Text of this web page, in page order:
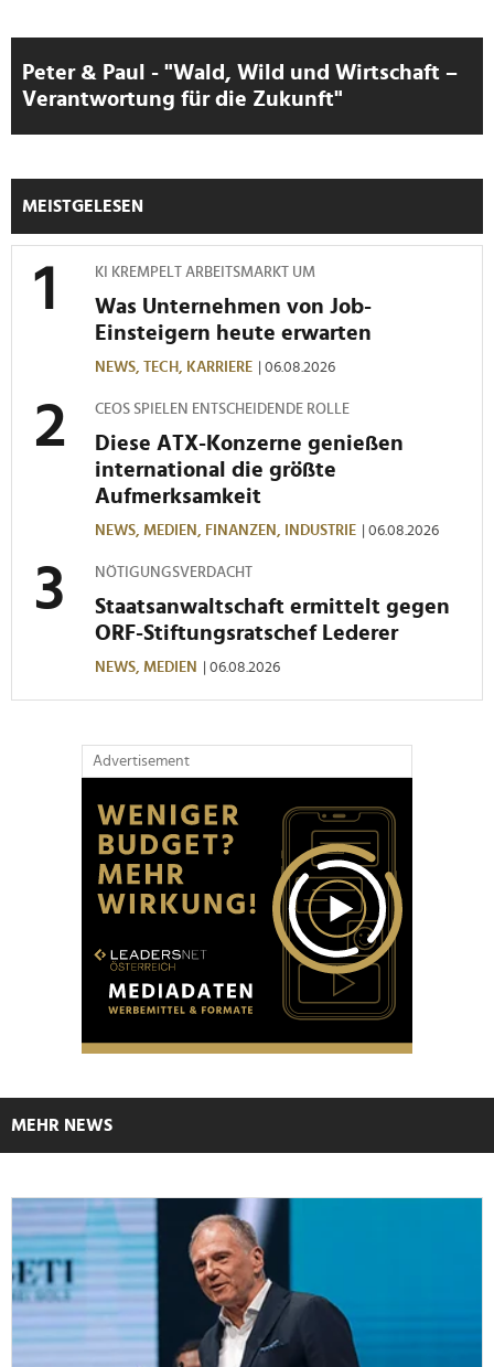
Peter & Paul - "Wald, Wild und Wirtschaft –
Verantwortung für die Zukunft"
MEISTGELESEN
KI KREMPELT ARBEITSMARKT UM
Was Unternehmen von Job-
Einsteigern heute erwarten
NEWS, TECH, KARRIERE | 06.08.2026
CEOS SPIELEN ENTSCHEIDENDE ROLLE
Diese ATX-Konzerne genießen
international die größte
Aufmerksamkeit
NEWS, MEDIEN, FINANZEN, INDUSTRIE | 06.08.2026
NÖTIGUNGSVERDACHT
Staatsanwaltschaft ermittelt gegen
ORF-Stiftungsratschef Lederer
NEWS, MEDIEN | 06.08.2026
Advertisement
MEHR NEWS